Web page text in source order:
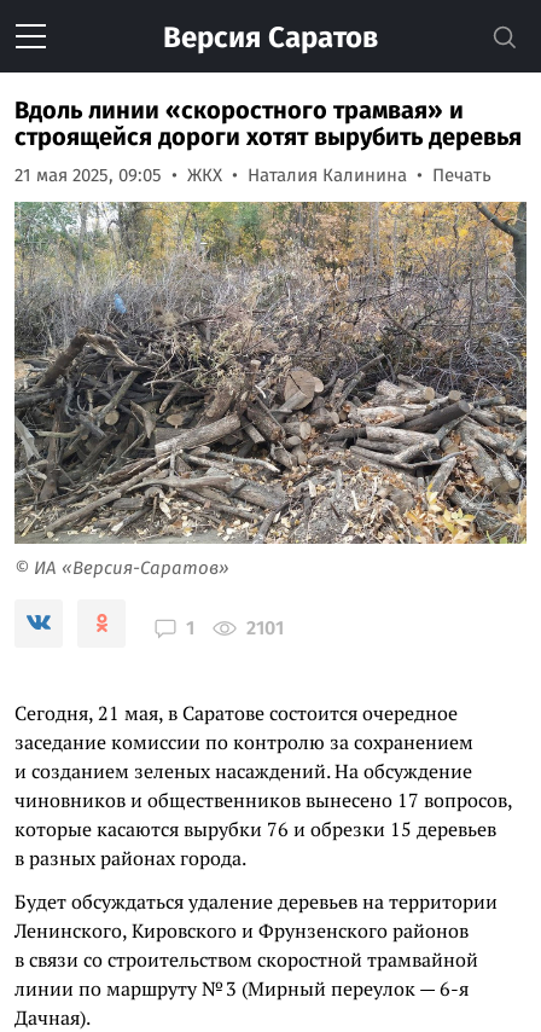
Версия Саратов
Вдоль линии «скоростного трамвая» и
строящейся дороги хотят вырубить деревья
21 мая 2025, 09:05 ЖКХ Наталия Калинина Печать
© ИА «Версия-Саратов»
1 2101
Сегодня, 21 мая, в Саратове состоится очередное
заседание комиссии по контролю за сохранением
и созданием зеленых насаждений. На обсуждение
чиновников и общественников вынесено 17 вопросов,
которые касаются вырубки 76 и обрезки 15 деревьев
в разных районах города.
Будет обсуждаться удаление деревьев на территории
Ленинского, Кировского и Фрунзенского районов
в связи со строительством скоростной трамвайной
линии по маршруту № 3 (Мирный переулок — 6-я
Дачная).